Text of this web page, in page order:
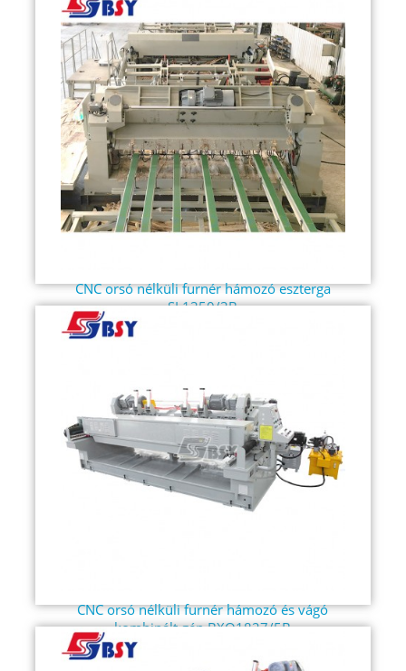
CNC orsó nélküli furnér hámozó eszterga
SL1350/3B
CNC orsó nélküli furnér hámozó és vágó
kombinált gép BXQ1827/5B